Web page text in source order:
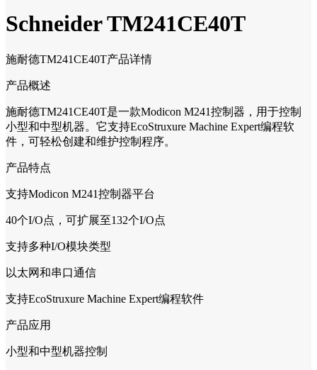
Schneider TM241CE40T
施耐德TM241CE40T产品详情
产品概述
施耐德TM241CE40T是一款Modicon M241控制器，用于控制
小型和中型机器。它支持EcoStruxure Machine Expert编程软
件，可轻松创建和维护控制程序。
产品特点
支持Modicon M241控制器平台
40个I/O点，可扩展至132个I/O点
支持多种I/O模块类型
以太网和串口通信
支持EcoStruxure Machine Expert编程软件
产品应用
小型和中型机器控制